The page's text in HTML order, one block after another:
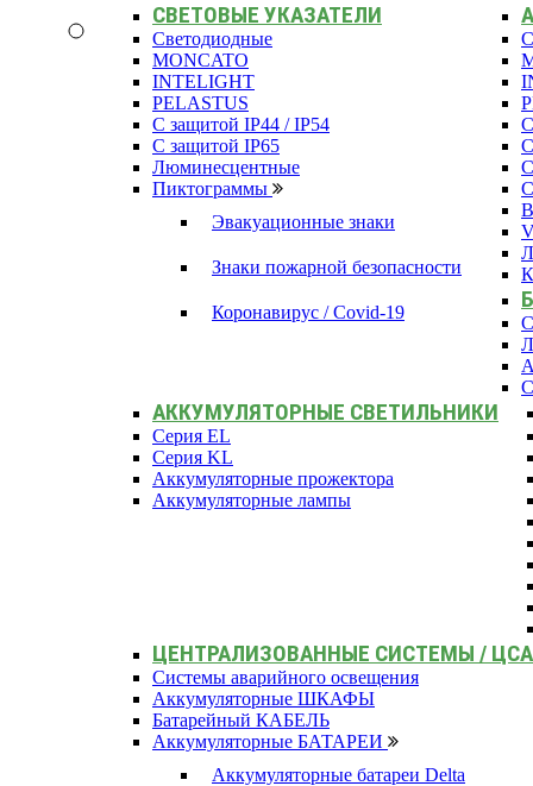
СВЕТОВЫЕ УКАЗАТЕЛИ
Светодиодные
MONCATO
INTELIGHT
PELASTUS
С защитой IP44 / IP54
С защитой IP65
Люминесцентные
Пиктограммы
Эвакуационные знаки
Знаки пожарной безопасности
Коронавирус / Covid-19
АККУМУЛЯТОРНЫЕ СВЕТИЛЬНИКИ
Серия EL
Серия KL
Аккумуляторные прожектора
Аккумуляторные лампы
ЦЕНТРАЛИЗОВАННЫЕ СИСТЕМЫ /
Системы аварийного освещения
Аккумуляторные ШКАФЫ
Батарейный КАБЕЛЬ
Аккумуляторные БАТАРЕИ
Аккумуляторные батареи Delta